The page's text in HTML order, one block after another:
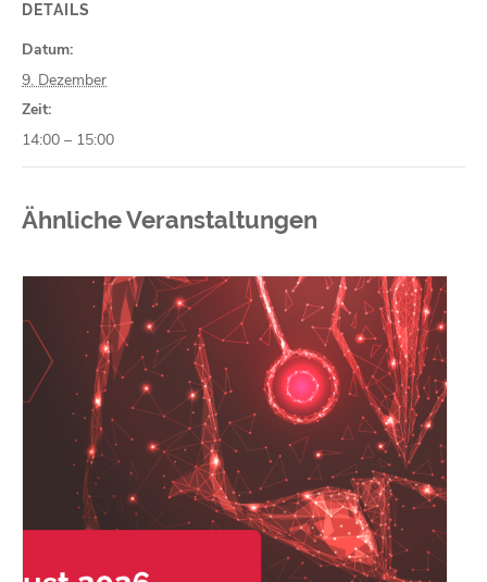
DETAILS
Datum:
9. Dezember
Zeit:
14:00 – 15:00
Ähnliche Veranstaltungen